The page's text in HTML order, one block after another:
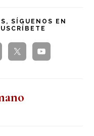
SÍGUENOS EN